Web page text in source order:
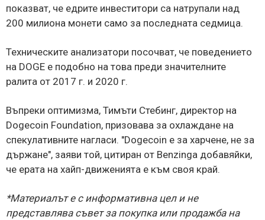
показват, че едрите инвеститори са натрупали над
200 милиона монети само за последната седмица.
Техническите анализатори посочват, че поведението
на DOGE е подобно на това преди значителните
ралита от 2017 г. и 2020 г.
Въпреки оптимизма, Тимъти Стебинг, директор на
Dogecoin Foundation, призовава за охлаждане на
спекулативните нагласи. "Dogecoin е за харчене, не за
държане", заяви той, цитиран от Benzinga добавяйки,
че ерата на хайп-движенията е към своя край.
*Материалът е с информативна цел и не
представлява съвет за покупка или продажба на